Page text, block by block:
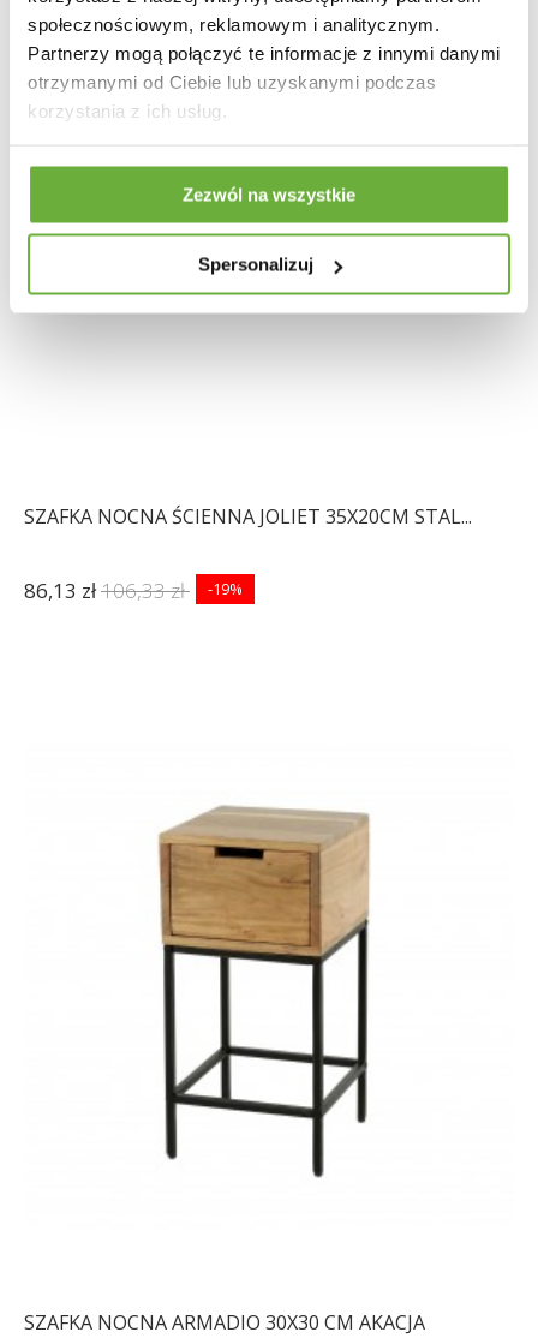
społecznościowym, reklamowym i analitycznym.
Partnerzy mogą połączyć te informacje z innymi danymi
otrzymanymi od Ciebie lub uzyskanymi podczas
korzystania z ich usług.
Zezwól na wszystkie
Spersonalizuj
SZAFKA NOCNA ŚCIENNA JOLIET 35X20CM STAL...
86,13 zł106,33 zł -19%
SZAFKA NOCNA ARMADIO 30X30 CM AKACJA